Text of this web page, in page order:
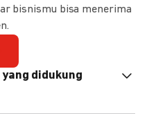
bisnismu bisa menerima
didukung